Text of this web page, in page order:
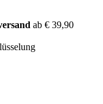
ab € 39,90